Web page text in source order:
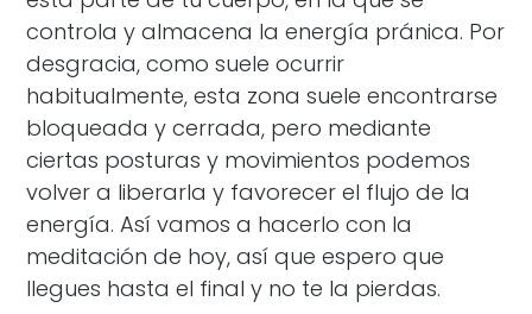
controla y almacena la energía pránica. Por
desgracia, como suele ocurrir
habitualmente, esta zona suele encontrarse
bloqueada y cerrada, pero mediante
ciertas posturas y movimientos podemos
volver a liberarla y favorecer el flujo de la
energía. Así vamos a hacerlo con la
meditación de hoy, así que espero que
llegues hasta el final y no te la pierdas.